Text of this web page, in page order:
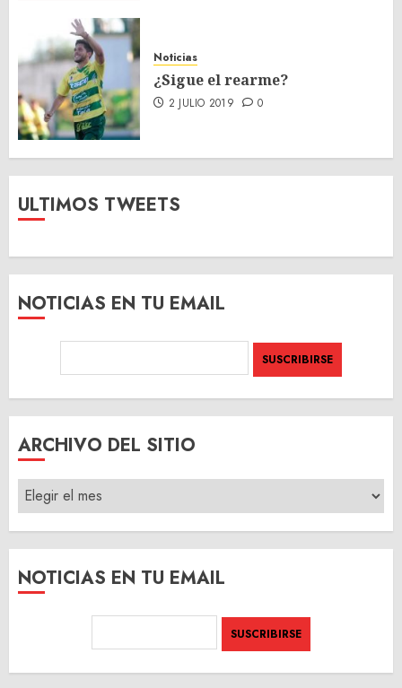
Noticias
¿Sigue el rearme?
2 JULIO 2019 0
ULTIMOS TWEETS
NOTICIAS EN TU EMAIL
ARCHIVO DEL SITIO
ARCHIVO
DEL
SITIO
NOTICIAS EN TU EMAIL